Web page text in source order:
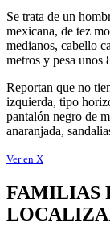
Se trata de un
mexicana, de tez
medianos, cabello
metros y pesa unos
Reportan que no
izquierda, tipo
pantalón negro de
anaranjada,
Ver en X
FAMILIAS